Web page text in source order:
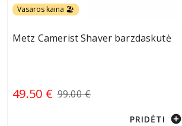
Vasaros kaina 🏖️
Metz Camerist Shaver barzdaskutė
49.50 € 99.00 €
PRIDĖTI add_circle